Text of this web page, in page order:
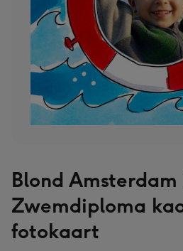
Blond Amsterdam
Zwemdiploma
fotokaart